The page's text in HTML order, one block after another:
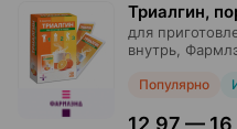
Триалгин,
для
внутрь,
Популярно
12,97 —